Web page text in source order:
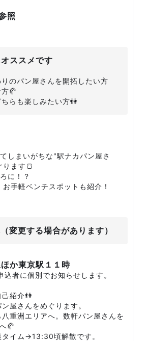
照
ススメです
のパン屋さんを開拓したい方
🥐
らも楽しみたい方👫
しまいがちな"駅ナカパン屋さ
ります🍞
に！？
手軽ベンチスポットも紹介！
変更する場合があります）
か東京駅１１時
者に個別でお知らせします。
紹介👫
屋さんをめぐります。
重洲エリアへ。数軒パン屋さんを
🥐
イム→13:30頃解散です。